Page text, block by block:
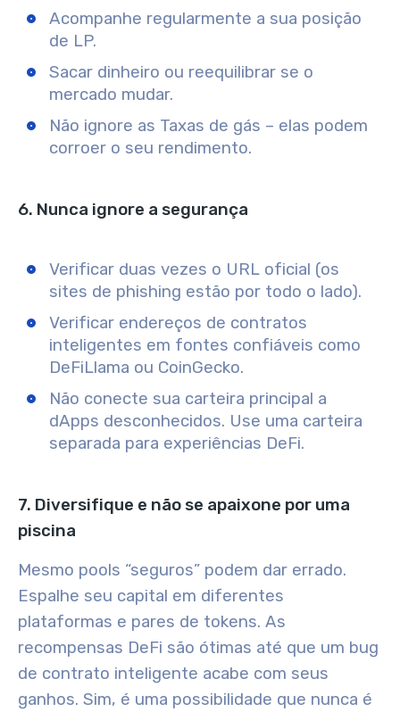
Acompanhe regularmente a sua posição
de LP.
Sacar dinheiro ou reequilibrar se o
mercado mudar.
Não ignore as Taxas de gás – elas podem
corroer o seu rendimento.
6. Nunca ignore a segurança
Verificar duas vezes o URL oficial (os
sites de phishing estão por todo o lado).
Verificar endereços de contratos
inteligentes em fontes confiáveis como
DeFiLlama ou CoinGecko.
Não conecte sua carteira principal a
dApps desconhecidos. Use uma carteira
separada para experiências DeFi.
7. Diversifique e não se apaixone por uma
piscina
Mesmo pools “seguros” podem dar errado.
Espalhe seu capital em diferentes
plataformas e pares de tokens. As
recompensas DeFi são ótimas até que um bug
de contrato inteligente acabe com seus
ganhos. Sim, é uma possibilidade que nunca é